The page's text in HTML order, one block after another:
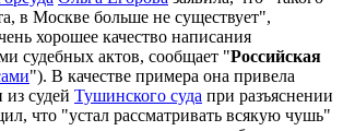
в Москве больше не существует",
хорошее качество написания
судебных актов, сообщает "Российская
"). В качестве примера она привела
из судей Тушинского суда при разъяснении
что "устал рассматривать всякую чушь"